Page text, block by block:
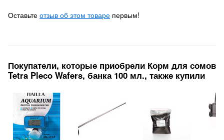
Оставьте отзыв об этом товаре первым!
Покупатели, которые приобрели Корм для сомов
Tetra Pleco Wafers, банка 100 мл., также купили